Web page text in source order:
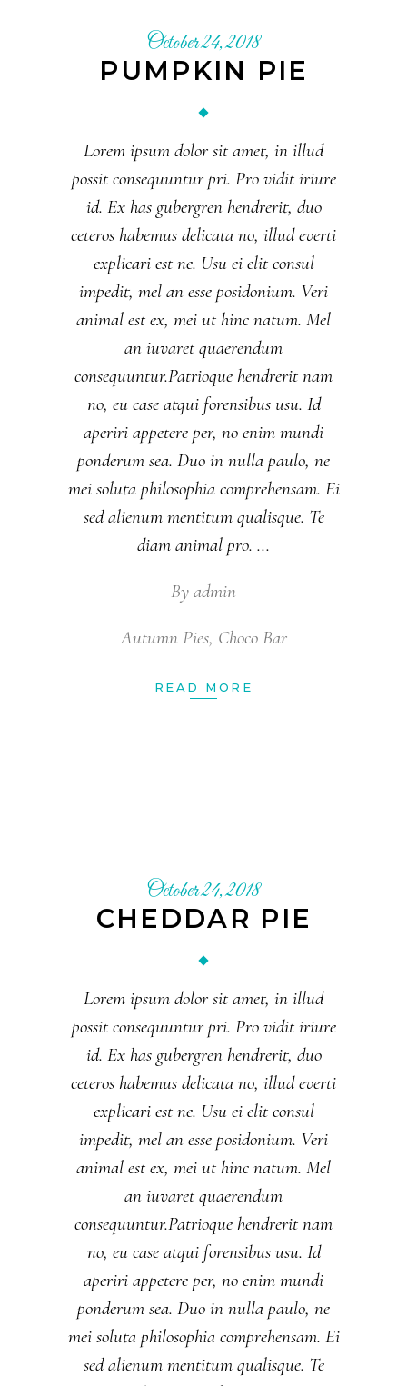
October 24, 2018
PUMPKIN PIE
Lorem ipsum dolor sit amet, in illud
possit consequuntur pri. Pro vidit iriure
id. Ex has gubergren hendrerit, duo
ceteros habemus delicata no, illud everti
explicari est ne. Usu ei elit consul
impedit, mel an esse posidonium. Veri
animal est ex, mei ut hinc natum. Mel
an iuvaret quaerendum
consequuntur.Patrioque hendrerit nam
no, eu case atqui forensibus usu. Id
aperiri appetere per, no enim mundi
ponderum sea. Duo in nulla paulo, ne
mei soluta philosophia comprehensam. Ei
sed alienum mentitum qualisque. Te
diam animal pro.
By admin
Autumn Pies, Choco Bar
READ MORE
October 24, 2018
CHEDDAR PIE
Lorem ipsum dolor sit amet, in illud
possit consequuntur pri. Pro vidit iriure
id. Ex has gubergren hendrerit, duo
ceteros habemus delicata no, illud everti
explicari est ne. Usu ei elit consul
impedit, mel an esse posidonium. Veri
animal est ex, mei ut hinc natum. Mel
an iuvaret quaerendum
consequuntur.Patrioque hendrerit nam
no, eu case atqui forensibus usu. Id
aperiri appetere per, no enim mundi
ponderum sea. Duo in nulla paulo, ne
mei soluta philosophia comprehensam. Ei
sed alienum mentitum qualisque. Te